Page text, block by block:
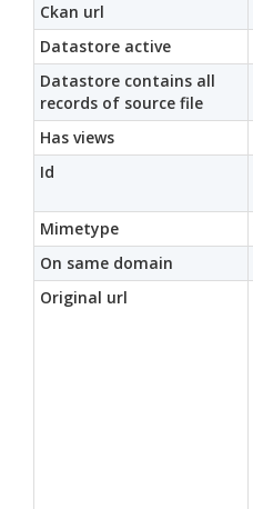
Ckan url
Datastore active
Datastore contains all
records of source file
Has views
Id
Mimetype
On same domain
Original url